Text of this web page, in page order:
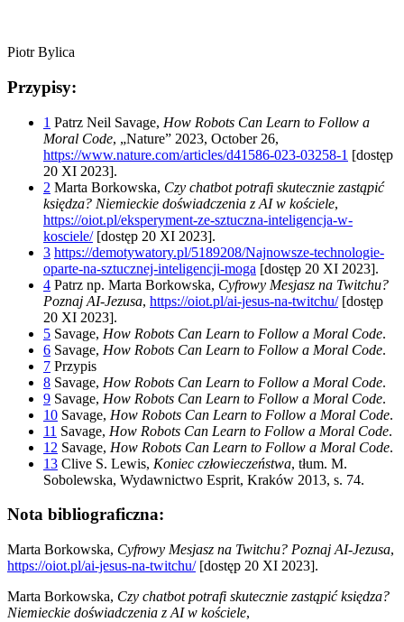
Piotr Bylica
Przypisy:
1 Patrz Neil Savage, How Robots Can Learn to Follow a
Moral Code, „Nature” 2023, October 26,
https://www.nature.com/articles/d41586-023-03258-1 [dostęp
20 XI 2023].
2 Marta Borkowska, Czy chatbot potrafi skutecznie zastąpić
księdza? Niemieckie doświadczenia z AI w kościele,
https://oiot.pl/eksperyment-ze-sztuczna-inteligencja-w-
kosciele/[dostęp 20 XI 2023].
3 https://demotywatory.pl/5189208/Najnowsze-technologie-
oparte-na-sztucznej-inteligencji-moga [dostęp 20 XI 2023].
4 Patrz np. Marta Borkowska, Cyfrowy Mesjasz na Twitchu?
Poznaj AI-Jezusa, https://oiot.pl/ai-jesus-na-twitchu/[dostęp
20 XI 2023].
5 Savage, How Robots Can Learn to Follow a Moral Code.
6 Savage, How Robots Can Learn to Follow a Moral Code.
7 Przypis
8 Savage, How Robots Can Learn to Follow a Moral Code.
9 Savage, How Robots Can Learn to Follow a Moral Code.
10 Savage, How Robots Can Learn to Follow a Moral Code.
11 Savage, How Robots Can Learn to Follow a Moral Code.
12 Savage, How Robots Can Learn to Follow a Moral Code.
13 Clive S. Lewis, Koniec człowieczeństwa, tłum. M.
Sobolewska, Wydawnictwo Esprit, Kraków 2013, s. 74.
Nota bibliograficzna:
Marta Borkowska, Cyfrowy Mesjasz na Twitchu? Poznaj AI-Jezusa,
https://oiot.pl/ai-jesus-na-twitchu/[dostęp 20 XI 2023].
Marta Borkowska, Czy chatbot potrafi skutecznie zastąpić księdza?
Niemieckie doświadczenia z AI w kościele,